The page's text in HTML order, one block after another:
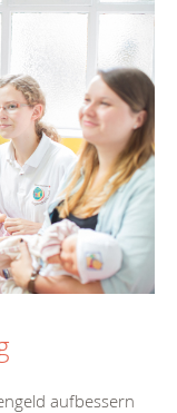
aufbessern